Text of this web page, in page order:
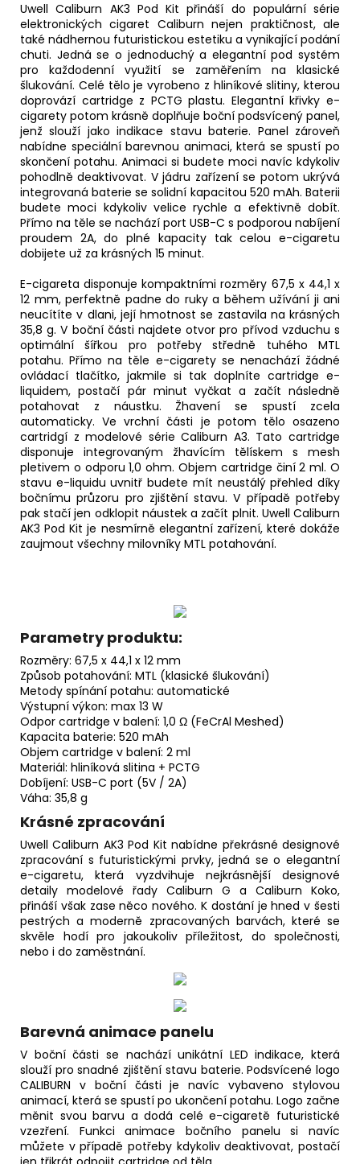
Uwell Caliburn AK3 Pod Kit přináší do populární série
elektronických cigaret Caliburn nejen praktičnost, ale
také nádhernou futuristickou estetiku a vynikající podání
chuti. Jedná se o jednoduchý a elegantní pod systém
pro každodenní využití se zaměřením na klasické
šlukování. Celé tělo je vyrobeno z hliníkové slitiny, kterou
doprovází cartridge z PCTG plastu. Elegantní křivky e-
cigarety potom krásně doplňuje boční podsvícený panel,
jenž slouží jako indikace stavubaterie. Panel zároveň
nabídne speciální barevnou animaci, která se spustí po
skončení potahu. Animaci si budete moci navíc kdykoliv
pohodlně deaktivovat. V jádru zařízení se potom ukrývá
integrovaná baterie se solidní kapacitou 520 mAh. Baterii
budete moci kdykoliv velice rychle a efektivně dobít.
Přímo na těle se nachází port USB-C s podporou nabíjení
proudem 2A, do plné kapacity tak celou e-cigaretu
dobijete už za krásných 15 minut.
E-cigareta disponuje kompaktními rozměry 67,5 x 44,1 x
12 mm, perfektně padne do ruky a během užívání ji ani
neucítíte v dlani, její hmotnost se zastavila na krásných
35,8 g. V boční části najdete otvor pro přívod vzduchu s
optimální šířkou pro potřeby středně tuhého MTL
potahu. Přímo na těle e-cigarety se nenachází žádné
ovládací tlačítko, jakmile si tak doplníte cartridge e-
liquidem, postačí pár minut vyčkat a začít následně
potahovat z náustku. Žhavení se spustí zcela
automaticky. Ve vrchní části je potom tělo osazeno
cartridgí z modelové série Caliburn A3. Tato cartridge
disponuje integrovaným žhavícím tělískem s mesh
pletivem o odporu 1,0 ohm. Objem cartridge činí 2 ml. O
stavu e-liquidu uvnitř budete mít neustálý přehled díky
bočnímu průzoru pro zjištění stavu. V případě potřeby
pak stačí jen odklopit náusteka začít plnit. Uwell Caliburn
AK3 Pod Kit je nesmírně elegantní zařízení, které dokáže
zaujmout všechny milovníky MTL potahování.
Parametry produktu:
Rozměry: 67,5 x 44,1 x 12 mm
Způsob potahování: MTL (klasické šlukování)
Metody spínání potahu: automatické
Výstupní výkon: max 13 W
Odpor cartridge v balení: 1,0 Ω (FeCrAl Meshed)
Kapacita baterie: 520 mAh
Objem cartridge v balení: 2 ml
Materiál: hliníková slitina + PCTG
Dobíjení: USB-C port (5V / 2A)
Váha: 35,8 g
Krásné zpracování
Uwell Caliburn AK3 Pod Kit nabídne překrásné designové
zpracování s futuristickými prvky, jedná se o elegantní
e-cigaretu, která vyzdvihuje nejkrásnější designové
detaily modelové řady Caliburn G a Caliburn Koko,
přináší však zase něco nového. K dostání je hned v šesti
pestrých a moderně zpracovaných barvách, které se
skvěle hodí pro jakoukoliv příležitost, do společnosti,
nebo i do zaměstnání.
Barevná animace panelu
V boční části se nachází unikátní LED indikace, která
slouží pro snadné zjištění stavu baterie. Podsvícené logo
CALIBURN v boční části je navíc vybaveno stylovou
animací, která se spustí po ukončení potahu. Logo začne
měnit svou barvu a dodá celé e-cigaretě futuristické
vzezření. Funkci animace bočního panelu si navíc
můžete v případě potřeby kdykoliv deaktivovat, postačí